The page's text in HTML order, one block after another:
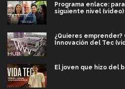
Programa enlace:
siguiente nivel (video)
¿Quieres emprender?
Innovación del Tec
El joven que hizo del